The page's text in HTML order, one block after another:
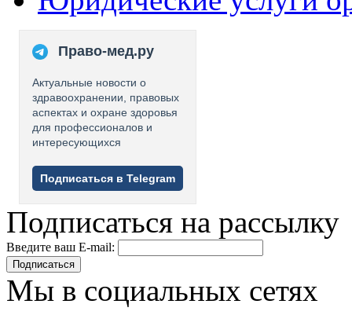
Право-мед.ру
Актуальные новости о
здравоохранении, правовых
аспектах и охране здоровья
для профессионалов и
интересующихся
Подписаться в Telegram
Подписаться на рассылку
Введите ваш E-mail:
Подписаться
Мы в социальных сетях